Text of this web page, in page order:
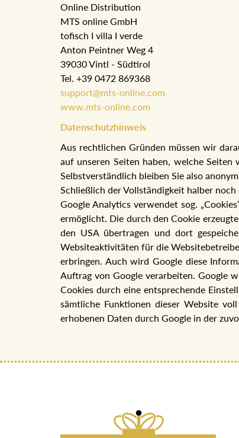
Online Distribution
MTS online GmbH
tofisch I villa I verde
Anton Peintner Weg 4
39030 Vintl - Südtirol
Tel. +39 0472 869368
support@mts-online.com
www.mts-online.com
Datenschutzhinweis
Aus rechtlichen Gründen müssen wir
auf unseren Seiten haben, welche
Selbstverständlich bleiben Sie also
Schließlich der Vollständigkeit halber
Google Analytics verwendet sog.
ermöglicht. Die durch den Cookie
den USA übertragen und dort
Websiteaktivitäten für die
erbringen. Auch wird Google diese
Auftrag von Google verarbeiten. Google
Cookies durch eine entsprechende
sämtliche Funktionen dieser Website
erhobenen Daten durch Google in der